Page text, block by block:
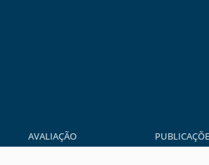
AVALIAÇÃO